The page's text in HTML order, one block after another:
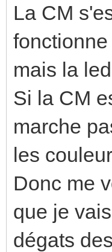
La CM
mais la
Si la CM
marche
les
Donc me
que je
dégats